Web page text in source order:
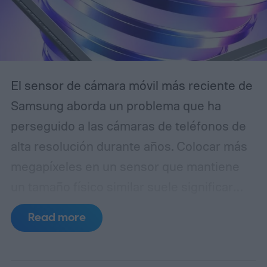
El sensor de cámara móvil más reciente de
Samsung aborda un problema que ha
perseguido a las cámaras de teléfonos de
alta resolución durante años. Colocar más
reducir cada píxel, lo que limita la cantidad
de luz que puede capturar. El ISOCELL
Read more